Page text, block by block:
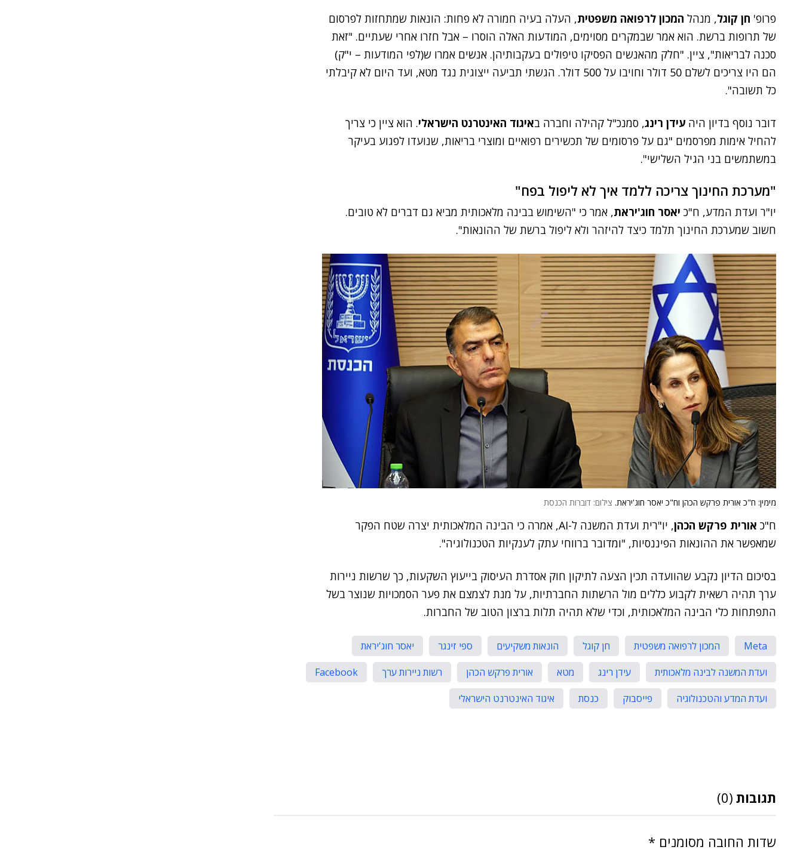
פרופ' חן קוגל, מנהל המכון לרפואה משפטית, העלה בעיה חמורה לא פחות: הונאות שמתחזות לפרסום
של תרופות ברשת. הוא אמר שבמקרים מסוימים, המודעות האלה הוסרו – אבל חזרו אחרי שעתיים. "זאת
סכנה לבריאות", ציין. "חלק מהאנשים הפסיקו טיפולים בעקבותיהן. אנשים אמרו ש(לפי המודעות – י"ק)
הם היו צריכים לשלם 50 דולר וחויבו על 500 דולר. הגשתי תביעה ייצוגית נגד מטא, ועד היום לא קיבלתי
כל תשובה".
דובר נוסף בדיון היה עידן רינג, סמנכ"ל קהילה וחברה באיגוד האינטרנט הישראלי. הוא ציין כי צריך
להחיל אימות מפרסמים "גם על פרסומים של תכשירים רפואיים ומוצרי בריאות, שנועדו לפגוע בעיקר
במשתמשים בני הגיל השלישי".
"מערכת החינוך צריכה ללמד איך לא ליפול בפח"
יו"ר ועדת המדע, ח"כ יאסר חוג'יראת, אמר כי "השימוש בבינה מלאכותית מביא גם דברים לא טובים.
חשוב שמערכת החינוך תלמד כיצד להיזהר ולא ליפול ברשת של ההונאות".
מימין: ח"כ אורית פרקש הכהן וח"כ יאסר חוג'יראת. צילום: דוברות הכנסת
ח"כ אורית פרקש הכהן
, יו"רית ועדת המשנה ל-AI, אמרה כי הבינה המלאכותית יצרה שטח הפקר
שמאפשר את ההונאות הפיננסיות, "ומדובר ברווחי עתק לענקיות הטכנולוגיה".
בסיכום הדיון נקבע שהוועדה תכין הצעה לתיקון חוק אסדרת העיסוק בייעוץ השקעות, כך שרשות ניירות
ערך תהיה רשאית לקבוע כללים מול הרשתות החברתיות, על מנת לצמצם את פער הסמכויות שנוצר בשל
התפתחות כלי הבינה המלאכותית, וכדי שלא תהיה תלות ברצון הטוב של החברות.
Meta המכון לרפואה משפטית חן קוגל הונאות משקיעים ספי זינגר
יאסר חוג'יראת
ועדת המשנה לבינה מלאכותית
עידן רינג מטא אורית פרקש הכהן רשות ניירות ערך
Facebook
ועדת המדע והטכנולוגיה
פייסבוק כנסת איגוד האינטרנט הישראלי
תגובות (0)
שדות החובה מסומנים *